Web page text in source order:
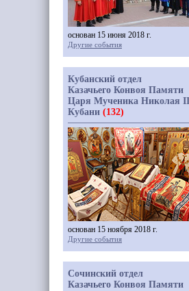
основан 15 июня 2018 г.
Другие события
Кубанский отдел
Казачьего Конвоя Памяти
Царя Мученика Николая
Кубани (132)
основан 15 ноября 2018 г.
Другие события
Сочинский отдел
Казачьего Конвоя Памяти